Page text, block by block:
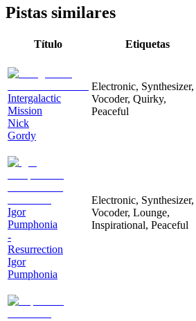
Pistas similares
Título Etiquetas
Intergalactic
Mission
Nick
Gordy
Electronic, Synthesizer,
Vocoder, Quirky,
Peaceful
Igor
Pumphonia
-
Resurrection
Igor
Pumphonia
Electronic, Synthesizer,
Vocoder, Lounge,
Inspirational, Peaceful